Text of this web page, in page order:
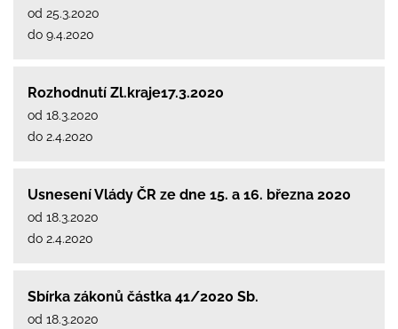
od 25.3.2020
do 9.4.2020
Rozhodnutí Zl.kraje17.3.2020
od 18.3.2020
do 2.4.2020
Usnesení Vlády ČR ze dne 15. a 16. března 2020
od 18.3.2020
do 2.4.2020
Sbírka zákonů částka 41/2020 Sb.
od 18.3.2020